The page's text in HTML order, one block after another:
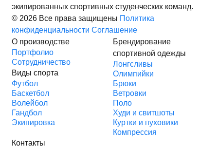
экипированных спортивных студенческих команд.
© 2026 Все права защищены Политика
конфиденциальности Соглашение
О производстве
Портфолио
Сотрудничество
Виды спорта
Футбол
Баскетбол
Волейбол
Гандбол
Экипировка
Брендирование
спортивной одежды
Лонгсливы
Олимпийки
Брюки
Ветровки
Поло
Худи и свитшоты
Куртки и пуховики
Компрессия
Контакты